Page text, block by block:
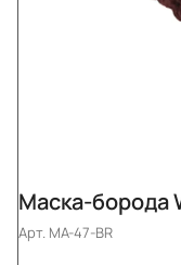
Маска-борода
Арт. MA-47-BR